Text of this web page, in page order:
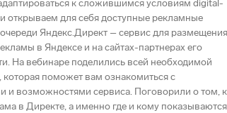
к сложившимся условиям digital-
открываем для себя доступные рекламные
Яндекс.Директ – сервис для размещения
в Яндексе и на сайтах-партнерах его
На вебинаре поделились всей необходимой
поможет вам ознакомиться с
и возможностями сервиса. Поговорили о том,
в Директе, а именно где и кому показываются